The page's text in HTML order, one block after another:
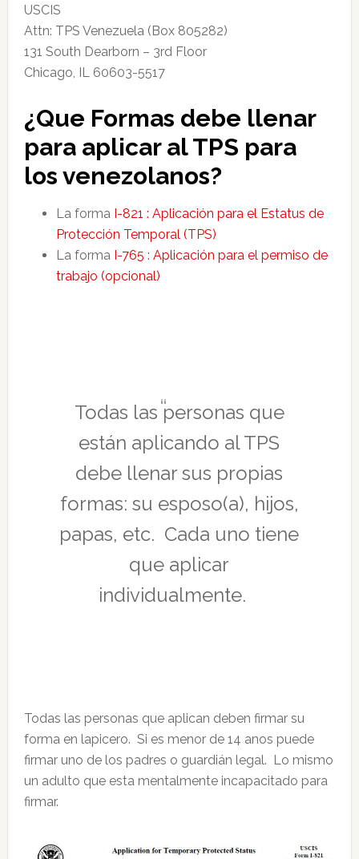
USCIS
Attn: TPS Venezuela (Box 805282)
131 South Dearborn – 3rd Floor
Chicago, IL 60603-5517
¿Que Formas debe llenar
para aplicar al TPS para
los venezolanos?
La formaI-821 : Aplicación para el Estatus de
Protección Temporal (TPS)
La forma I-765 : Aplicación para el permiso de
trabajo (opcional)
Todas las personas que
están aplicando al TPS
debe llenar sus propias
formas: su esposo(a), hijos,
papas, etc. Cada uno tiene
que aplicar
individualmente.
Todas las personas que aplican deben firmar su
forma en lapicero. Si es menor de 14 anos puede
firmar uno de los padres o guardián legal. Lo mismo
un adulto que esta mentalmente incapacitado para
firmar.